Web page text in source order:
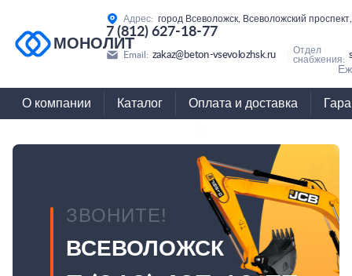
МОНОЛИТ
Адрес: город Всеволожск, Всеволожский
7 (812) 627-18-77
Email: zakaz@beton-vsevolozhsk.ru
Отдел
снабжения:
О компании Каталог Оплата и доставка
ЗВОНИТЕ!
ВСЕВОЛОЖСК